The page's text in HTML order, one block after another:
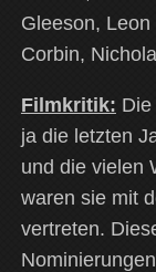
Gleeson,
Corbin,
Filmkritik:
ja die letzten
und die vielen
waren sie mit
vertreten.